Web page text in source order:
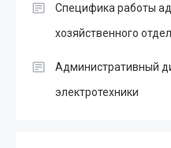
Специфика работы
хозяйственного
Административный
электротехники